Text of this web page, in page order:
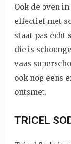
Ook de oven
effectief met
staat pas echt
die is
vaas
ook nog eens
ontsmet.
TRICEL